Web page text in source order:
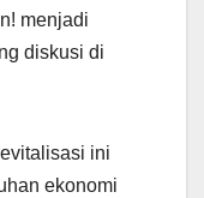
menjadi
diskusi di
ini
ekonomi